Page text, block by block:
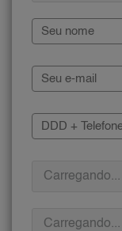
Carregando...
Carregando...